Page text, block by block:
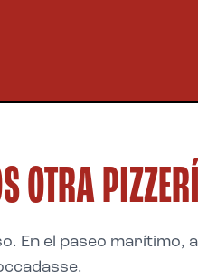
OTRA
En el paseo marítimo,